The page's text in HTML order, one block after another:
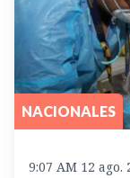
NACIONALES
9:07 AM 12 ago.